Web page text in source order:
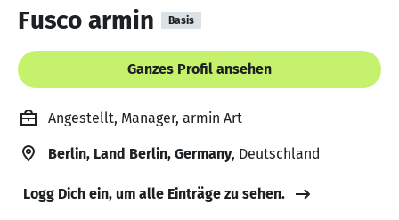
Fusco armin Basis
Ganzes Profil ansehen
Angestellt, Manager, armin Art
Berlin, Land Berlin, Germany, Deutschland
Logg Dich ein, um alle Einträge zu sehen.